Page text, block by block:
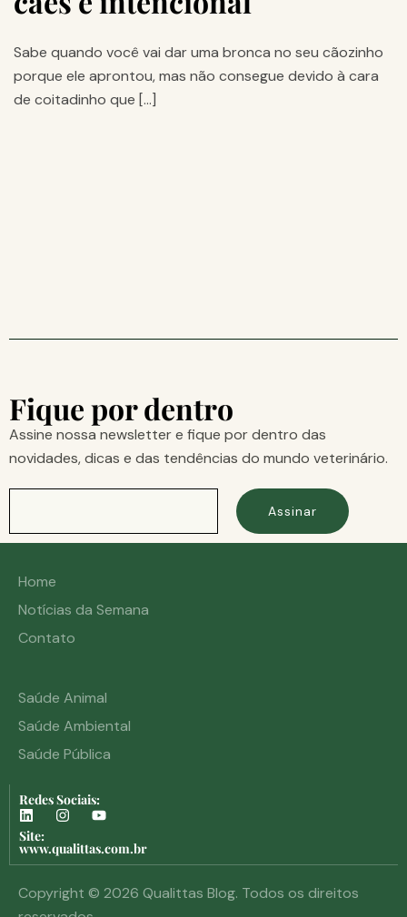
Sabe quando você vai dar uma bronca no seu cãozinho
porque ele aprontou, mas não consegue devido à cara
de coitadinho que […]
Fique por dentro
Assine nossa newsletter e fique por dentro das
novidades, dicas e das tendências do mundo veterinário.
Assinar
Home
Notícias da Semana
Contato
Saúde Animal
Saúde Ambiental
Saúde Pública
Redes Sociais:
Site:
www.qualittas.com.br
Copyright © 2026 Qualittas Blog. Todos os direitos